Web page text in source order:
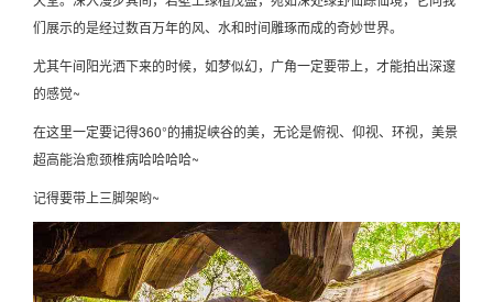
们展示的是经过数百万年的风、水和时间雕琢而成的奇妙世界。
尤其午间阳光洒下来的时候，如梦似幻，广角一定要带上，才能拍出深邃
的感觉~
在这里一定要记得360°的捕捉峡谷的美，无论是俯视、仰视、环视，美景
超高能治愈颈椎病哈哈哈哈~
记得要带上三脚架哟~